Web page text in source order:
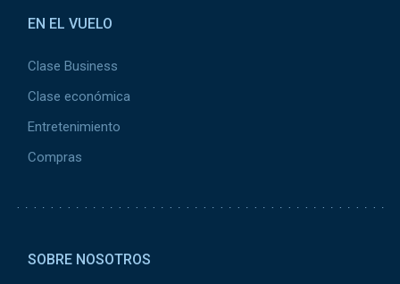
EN EL VUELO
Clase Business
Clase económica
Entretenimiento
Compras
SOBRE NOSOTROS